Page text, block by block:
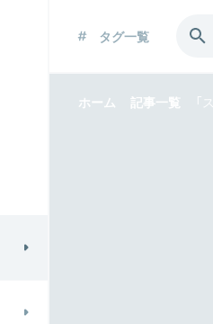
タグ一覧
ホーム 記事一覧